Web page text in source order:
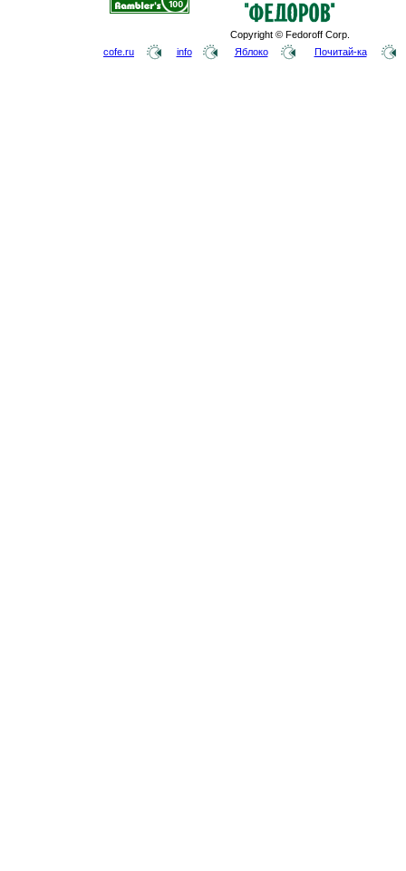
Copyright © Fedoroff Corp.
cofe.ru
info Яблоко Почитай-ка